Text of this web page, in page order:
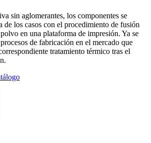
sin aglomerantes, los componentes se
de los casos con el procedimiento de fusión
en una plataforma de impresión. Ya se
de fabricación en el mercado que
tratamiento térmico tras el